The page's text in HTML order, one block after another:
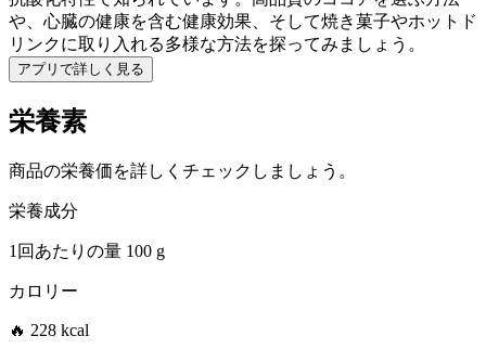
や、心臓の健康を含む健康効果、そして焼き菓子やホットド
リンクに取り入れる多様な方法を探ってみましょう。
アプリで詳しく見る
栄養素
商品の栄養価を詳しくチェックしましょう。
栄養成分
1回あたりの量 100 g
カロリー
🔥 228 kcal